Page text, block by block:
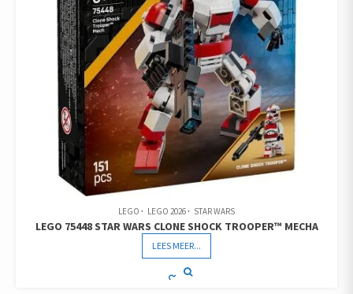
LEGO LEGO 2026 STAR WARS
LEGO 75448 STAR WARS CLONE SHOCK TROOPER™ MECHA
LEES MEER...